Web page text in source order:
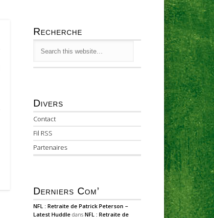
Recherche
Divers
Contact
Fil RSS
Partenaires
Derniers Com’
NFL : Retraite de Patrick Peterson –
Latest Huddle dansNFL : Retraite de